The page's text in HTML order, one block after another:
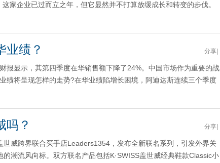
家企业已过而立之年，但它显然并不打算放缓成长和转变的步伐。
业绩？ 分享
显示，其第四季度在华销售额下降了24%。中国市场作为重要的战
绩将呈现怎样的走势?在华业绩陷增长困境，阿迪达斯连续三个季度
吗？ 分享
威跨界联合买手店Leaders1354，发布全新联名系列，引发外界关
潮流风向标。双方联名产品包括K·SWISS盖世威经典鞋款Classic小